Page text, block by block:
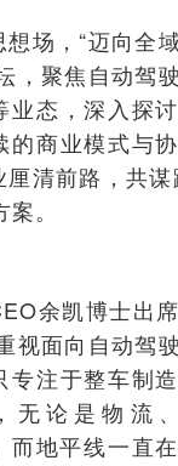
场，“迈向全
，聚焦自动驾
业态，深入探
的商业模式与
清前路，共谋
。
余凯博士出
视面向自动驾
专注于整车制
无论是物流
而地平线一直